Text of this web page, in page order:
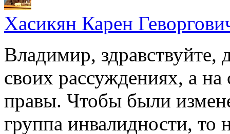
Хасикян Карен
Владимир,
своих рассуждениях, а
правы. Чтобы были
группа инвалидности, то